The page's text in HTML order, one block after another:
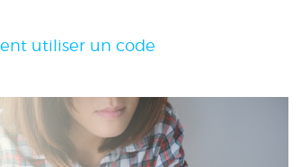
utiliser un code